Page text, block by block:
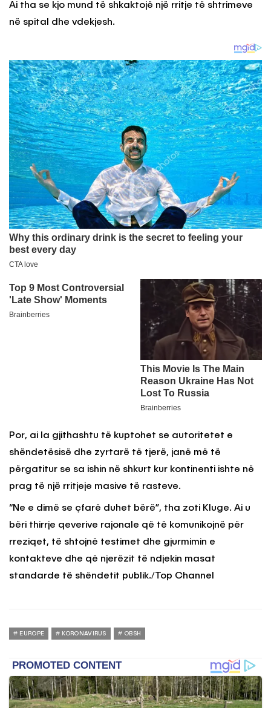
Ai tha se kjo mund të shkaktojë një rritje të shtrimeve
në spital dhe vdekjesh.
Por, ai la gjithashtu të kuptohet se autoritetet e
shëndetësisë dhe zyrtarë të tjerë, janë më të
përgatitur se sa ishin në shkurt kur kontinenti ishte në
prag të një rritjeje masive të rasteve.
“Ne e dimë se çfarë duhet bërë”, tha zoti Kluge. Ai u
bëri thirrje qeverive rajonale që të komunikojnë për
rreziqet, të shtojnë testimet dhe gjurmimin e
kontakteve dhe që njerëzit të ndjekin masat
standarde të shëndetit publik./Top Channel
EUROPE KORONAVIRUS OBSH